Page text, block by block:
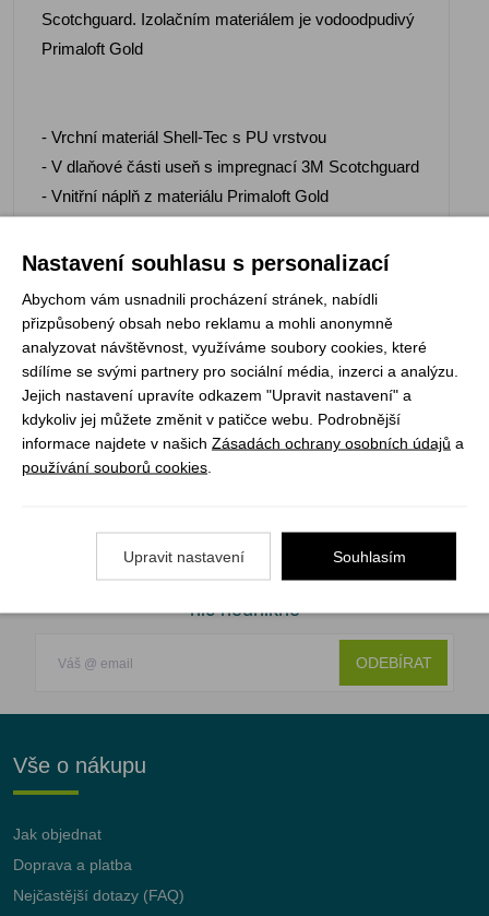
Scotchguard. Izolačním materiálem je vodoodpudivý
Primaloft Gold
- Vrchní materiál Shell-Tec s PU vrstvou
- V dlaňové části useň s impregnací 3M Scotchguard
- Vnitřní náplň z materiálu Primaloft Gold
pleteniny
- Poutka na zavěšení
Materiál: Shell-Tec
Barva: black/brown
Velikosti: S, M, L, XL
Hmotnost: 180 g
Registrujte se k odběru newsletteru a už Vám
nic neunikne
ODEBÍRAT
Vše o nákupu
Jak objednat
Doprava a platba
Nejčastější dotazy (FAQ)
Nastavení souhlasu s personalizací
Abychom vám usnadnili procházení stránek, nabídli
přizpůsobený obsah nebo reklamu a mohli anonymně
analyzovat návštěvnost, využíváme soubory cookies, které
sdílíme se svými partnery pro sociální média, inzerci a analýzu.
Jejich nastavení upravíte odkazem "Upravit nastavení" a
kdykoliv jej můžete změnit v patičce webu. Podrobnější
informace najdete v našich Zásadách ochrany osobních údajů a
používání souborů cookies
Upravit nastavení Souhlasím